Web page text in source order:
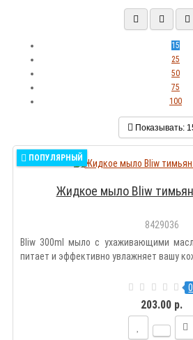
15
25
50
75
100
Показывать:
ПОПУЛЯРНЫЙ
Жидкое мыло Bliw
8429036
Bliw 300ml мыло с ухаживающими
питает и эффективно увлажняет вашу
0
203.00 р.